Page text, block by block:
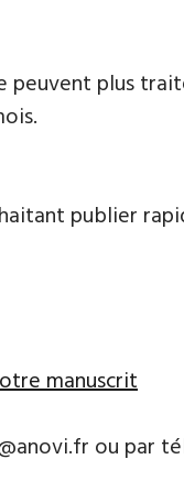
peuvent plus
publier
manuscrit
ou par